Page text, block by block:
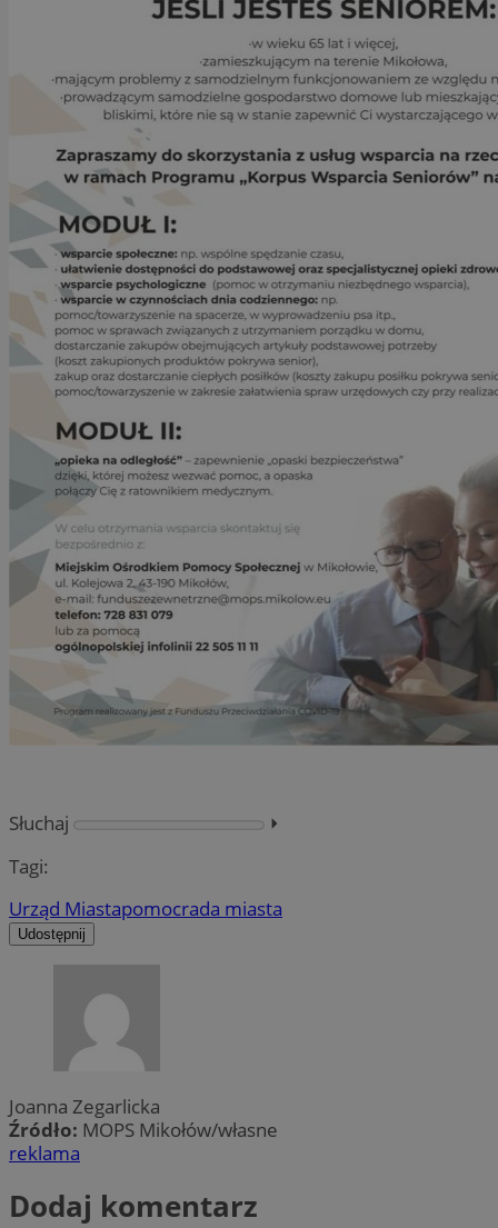
Słuchaj
⏵︎
Tagi:
Urząd Miastapomocrada miasta
Udostępnij
Joanna Zegarlicka
Źródło: MOPS Mikołów/własne
reklama
Dodaj komentarz